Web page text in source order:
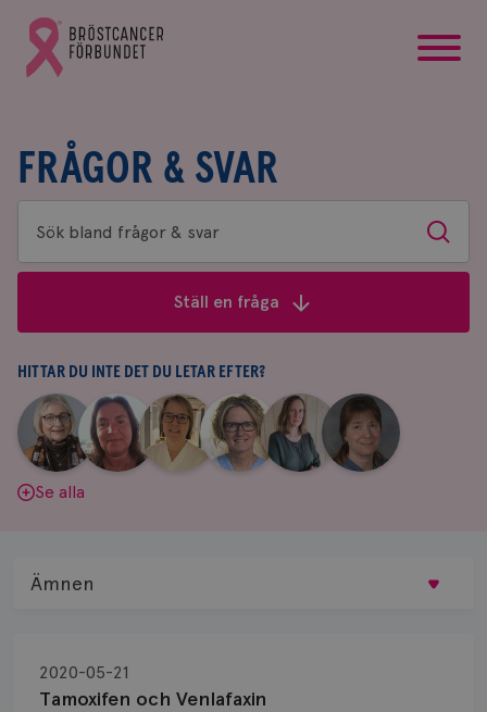
Gå
till
Bröstcancerförbundets
FRÅGOR & SVAR
Sök
bland
&
svar
Sök
Ställ en fråga
HITTAR DU INTE DET DU LETAR EFTER?
Aina
Johnsson
|
Anne
Andersson
Fredrika
Killander
|
Jeanette
Bäcklund
|
Maria
Edegran
|
Yvette
Andersson
Se alla
Tamoxifen och Venlafaxin
2020-05-21
Ämnen
Biopsi